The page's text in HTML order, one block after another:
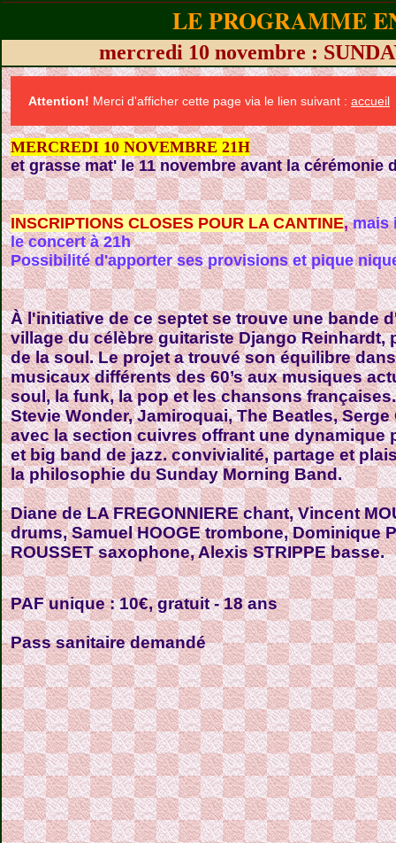
LE PROGRAMME
mercredi 10 novembre :
Attention! Merci d'afficher cette page via le lien suivant : accueil
MERCREDI 10 NOVEMBRE 21H
et grasse mat' le 11 novembre avant la cérémonie
INSCRIPTIONS CLOSES POUR LA CANTINE,mais
le concert à 21h
Possibilité d'apporter ses provisions et pique
À l'initiative de ce septet se trouve une bande
village du célèbre guitariste Django Reinhardt,
de la soul. Le projet a trouvé son équilibre
musicaux différents des 60’s aux musiques
soul, la funk, la pop et les chansons
Stevie Wonder, Jamiroquai, The Beatles,
avec la section cuivres offrant une dynamique
et big band de jazz. convivialité, partage et
la philosophie du Sunday Morning Band.
Diane de LA FREGONNIERE chant, Vincent
drums, Samuel HOOGE trombone, Dominique
ROUSSET saxophone, Alexis STRIPPE basse.
PAF unique : 10€, gratuit - 18 ans
Pass sanitaire demandé